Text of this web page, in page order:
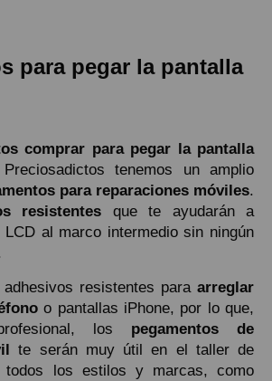
para pegar la pantalla
comprar para pegar la pantalla
tenemos un amplio
para reparaciones móviles.
resistentes que te ayudarán a
LCD al marco intermedio sin ningún
adhesivos resistentes para arreglar
o pantallas iPhone, por lo que,
los pegamentos de
te serán muy útil en el taller de
todos los estilos y marcas, como